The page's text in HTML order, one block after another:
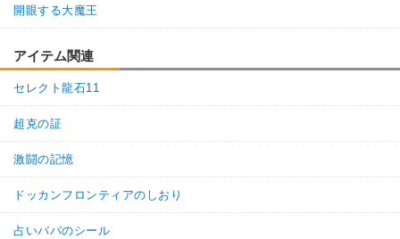
開眼する大魔王
アイテム関連
セレクト龍石11
超克の証
激闘の記憶
ドッカンフロンティアのしおり
占いババのシール